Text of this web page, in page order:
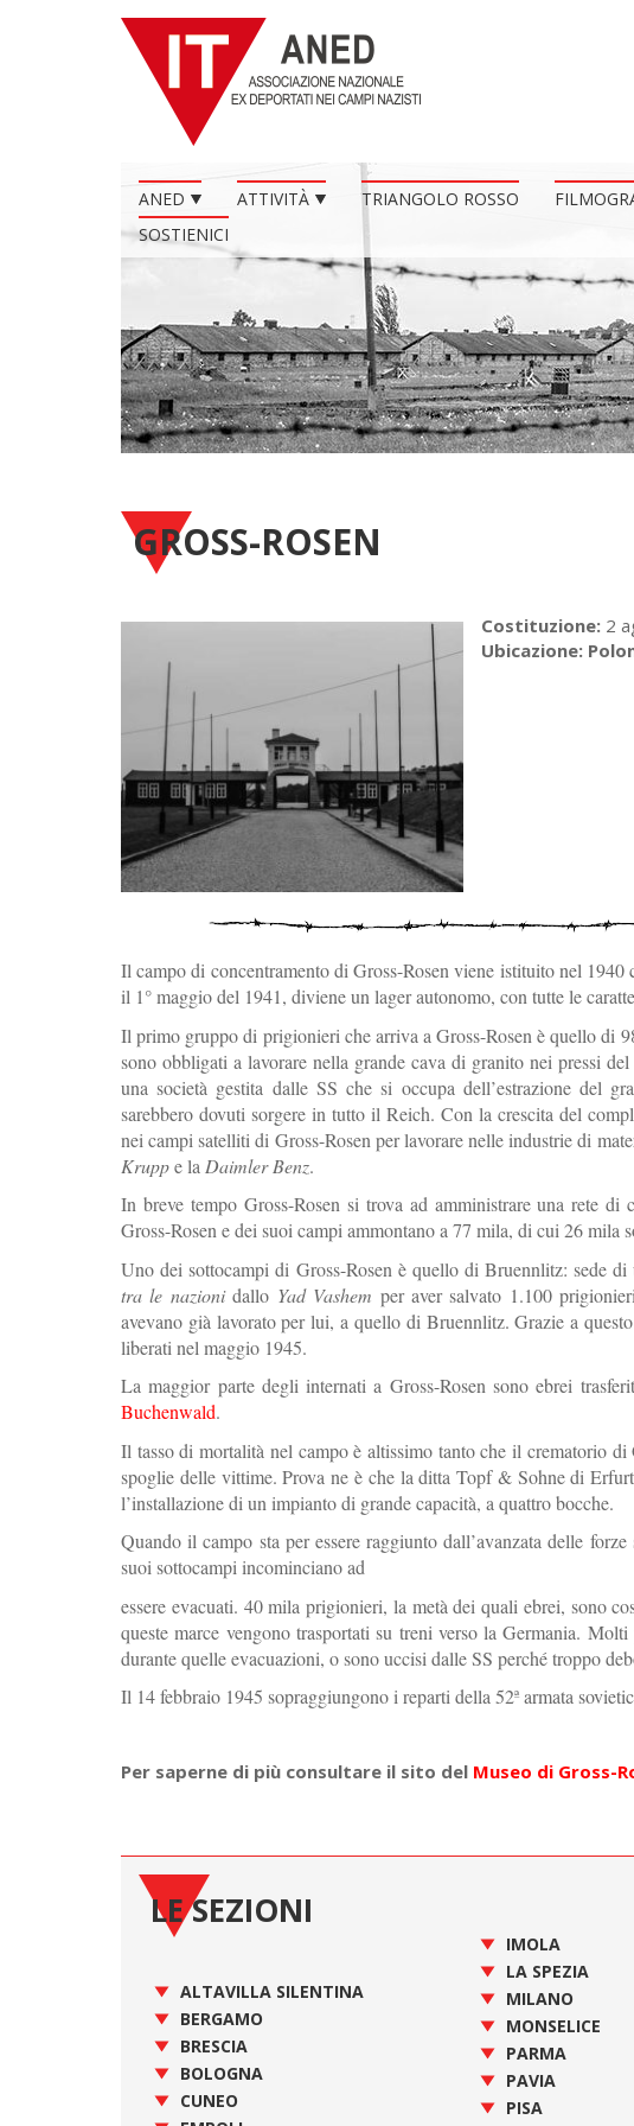
ANED ATTIVITÀ TRIANGOLO ROSSO
SOSTIENICI
GROSS-ROSEN
Costituzione: 2
Ubicazione:
Il campo di concentramento di Gross-Rosen viene istituito nel
il 1° maggio del 1941, diviene un lager autonomo, con tutte le
Il primo gruppo di prigionieri che arriva a Gross-Rosen è quello di
sono obbligati a lavorare nella grande cava di granito nei pressi
una società gestita dalle SS che si occupa dell’estrazione del
sarebbero dovuti sorgere in tutto il Reich. Con la crescita del
nei campi satelliti di Gross-Rosen per lavorare nelle industrie di
Kruppe la Daimler Benz.
In breve tempo Gross-Rosen si trova ad amministrare una rete
Gross-Rosen e dei suoi campi ammontano a 77 mila, di cui 26 mila
Uno dei sottocampi di Gross-Rosen è quello di Bruennlitz: sede
tra le nazionidallo Yad Vashem per aver salvato 1.100
avevano già lavorato per lui, a quello di Bruennlitz. Grazie a
liberati nel maggio 1945.
La maggior parte degli internati a Gross-Rosen sono ebrei
Buchenwald.
Il tasso di mortalità nel campo è altissimo tanto che il crematorio
spoglie delle vittime. Prova ne è che la ditta Topf & Sohne di
l’installazione di un impianto di grande capacità, a quattro bocche.
Quando il campo sta per essere raggiunto dall’avanzata delle
suoi sottocampi incominciano ad
essere evacuati. 40 mila prigionieri, la metà dei quali ebrei, sono
queste marce vengono trasportati su treni verso la Germania.
durante quelle evacuazioni, o sono uccisi dalle SS perché troppo
Il 14 febbraio 1945 sopraggiungono i reparti della 52ª armata
Per saperne di più consultare il sito del Museo di Gross-
LE SEZIONI
ALTAVILLA SILENTINA
BERGAMO
BRESCIA
BOLOGNA
CUNEO
IMOLA
LA SPEZIA
MILANO
MONSELICE
PARMA
PAVIA
PISA